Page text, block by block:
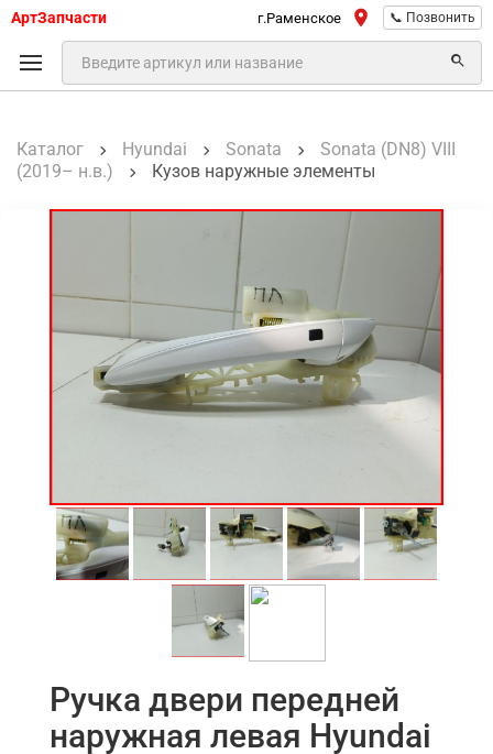
АртЗапчасти г.Раменское 📞 Позвонить
Каталог Hyundai Sonata
Sonata (DN8) VIII
(2019– н.в.)
Кузов наружные элементы
Ручка двери передней
наружная левая Hyundai